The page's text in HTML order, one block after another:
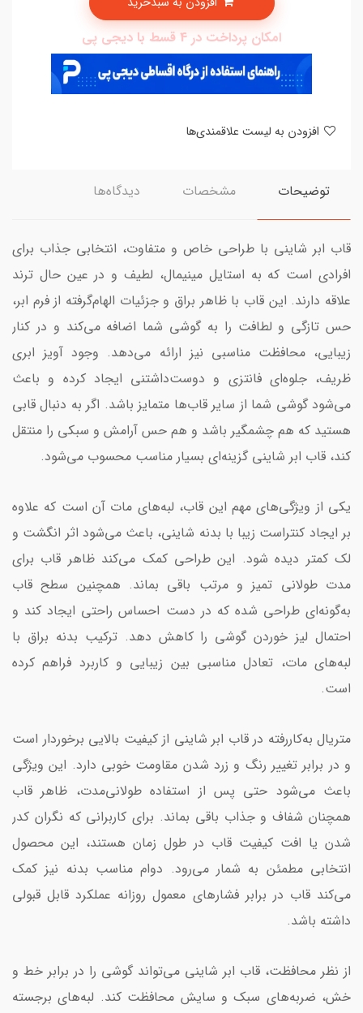
امکان پرداخت در 4 قسط با دیجی پی
توضیحات مشخصات دیدگاه‌ها
قاب ابر شاینی با طراحی خاص و متفاوت، انتخابی جذاب برای
افرادی است که به استایل مینیمال، لطیف و در عین حال ترند
علاقه دارند. این قاب با ظاهر براق و جزئیات الهام‌گرفته از فرم ابر،
حس تازگی و لطافت را به گوشی شما اضافه می‌کند و در کنار
زیبایی، محافظت مناسبی نیز ارائه می‌دهد. وجود آویز ابری
ظریف، جلوه‌ای فانتزی و دوست‌داشتنی ایجاد کرده و باعث
می‌شود گوشی شما از سایر قاب‌ها متمایز باشد. اگر به دنبال قابی
هستید که هم چشمگیر باشد و هم حس آرامش و سبکی را منتقل
کند، قاب ابر شاینی گزینه‌ای بسیار مناسب محسوب می‌شود.
یکی از ویژگی‌های مهم این قاب، لبه‌های مات آن است که علاوه
بر ایجاد کنتراست زیبا با بدنه شاینی، باعث می‌شود اثر انگشت و
لک کمتر دیده شود. این طراحی کمک می‌کند ظاهر قاب برای
مدت طولانی تمیز و مرتب باقی بماند. همچنین سطح قاب
به‌گونه‌ای طراحی شده که در دست احساس راحتی ایجاد کند و
احتمال لیز خوردن گوشی را کاهش دهد. ترکیب بدنه براق با
لبه‌های مات، تعادل مناسبی بین زیبایی و کاربرد فراهم کرده
است.
متریال به‌کاررفته در قاب ابر شاینی از کیفیت بالایی برخوردار است
و در برابر تغییر رنگ و زرد شدن مقاومت خوبی دارد. این ویژگی
باعث می‌شود حتی پس از استفاده طولانی‌مدت، ظاهر قاب
همچنان شفاف و جذاب باقی بماند. برای کاربرانی که نگران کدر
شدن یا افت کیفیت قاب در طول زمان هستند، این محصول
انتخابی مطمئن به شمار می‌رود. دوام مناسب بدنه نیز کمک
می‌کند قاب در برابر فشارهای معمول روزانه عملکرد قابل قبولی
داشته باشد.
از نظر محافظت، قاب ابر شاینی می‌تواند گوشی را در برابر خط و
خش، ضربه‌های سبک و سایش محافظت کند. لبه‌های برجسته